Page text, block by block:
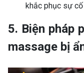
khắc phục sự cố
5. Biện pháp
massage bị